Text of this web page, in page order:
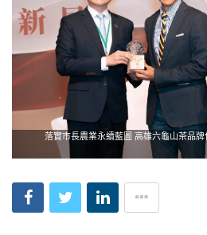
落實市長農業永續藍圖 高雄六龜山茶品